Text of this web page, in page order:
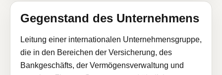
Gegenstand des Unternehmens
Leitung einer internationalen Unternehmensgruppe,
die in den Bereichen der Versicherung, des
Bankgeschäfts, der Vermögensverwaltung und